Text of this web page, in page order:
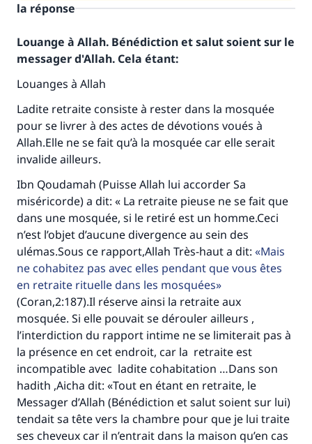
la réponse
Louange à Allah. Bénédiction et salut soient sur le
messager d'Allah. Cela étant:
Louanges à Allah
Ladite retraite consiste à rester dans la mosquée
pour se livrer à des actes de dévotions voués à
Allah.Elle ne se fait qu’à la mosquée car elle serait
invalide ailleurs.
Ibn Qoudamah (Puisse Allah lui accorder Sa
miséricorde) a dit: « La retraite pieuse ne se fait que
dans une mosquée, si le retiré est un homme.Ceci
n’est l’objet d’aucune divergence au sein des
ulémas.Sous ce rapport,Allah Très-haut a dit:
Mais
ne cohabitez pas avec elles pendant que vous êtes
en retraite rituelle dans les mosquées
(Coran,2:187).Il réserve ainsi la retraite aux
mosquée. Si elle pouvait se dérouler ailleurs ,
l’interdiction du rapport intime ne se limiterait pas à
la présence en cet endroit, car la retraite est
incompatible avec ladite cohabitation …Dans son
hadith ,Aicha dit: «Tout en étant en retraite, le
Messager d’Allah (Bénédiction et salut soient sur lui)
tendait sa tête vers la chambre pour que je lui traite
ses cheveux car il n’entrait dans la maison qu’en cas